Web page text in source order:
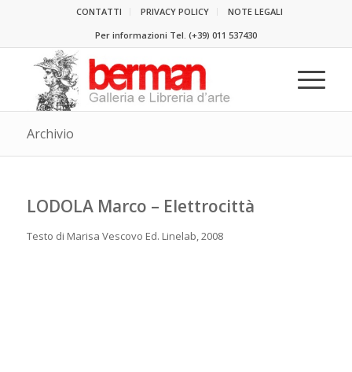
CONTATTI PRIVACY POLICY
NOTE LEGALI
Per informazioni Tel. (+39) 011 537430
Archivio
LODOLA Marco – Elettrocittà
Testo di Marisa Vescovo Ed. Linelab, 2008